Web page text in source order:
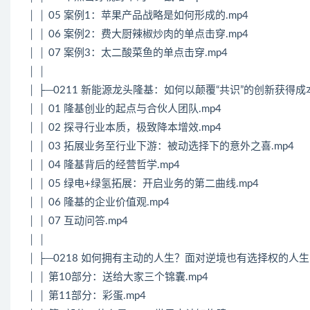
│ │ 05 案例1：苹果产品战略是如何形成的.mp4
│ │ 06 案例2：费大厨辣椒炒肉的单点击穿.mp4
│ │ 07 案例3：太二酸菜鱼的单点击穿.mp4
│ ├─0211 新能源龙头隆基：如何以颠覆“共识”的创新获得成
│ │ 01 隆基创业的起点与合伙人团队.mp4
│ │ 02 探寻行业本质，极致降本增效.mp4
│ │ 03 拓展业务至行业下游：被动选择下的意外之喜.mp4
│ │ 04 隆基背后的经营哲学.mp4
│ │ 05 绿电+绿氢拓展：开启业务的第二曲线.mp4
│ │ 06 隆基的企业价值观.mp4
│ │ 07 互动问答.mp4
│ ├─0218 如何拥有主动的人生？面对逆境也有选择权的人生
│ │ 第10部分：送给大家三个锦囊.mp4
│ │ 第11部分：彩蛋.mp4